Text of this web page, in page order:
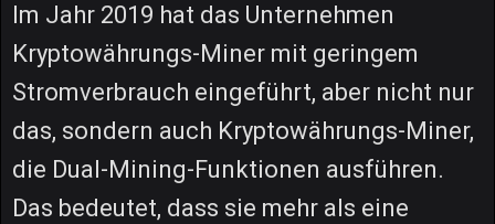
Im Jahr 2019 hat das Unternehmen
Kryptowährungs-Miner mit geringem
Stromverbrauch eingeführt, aber nicht nur
das, sondern auch Kryptowährungs-Miner,
die Dual-Mining-Funktionen ausführen.
Das bedeutet, dass sie mehr als eine